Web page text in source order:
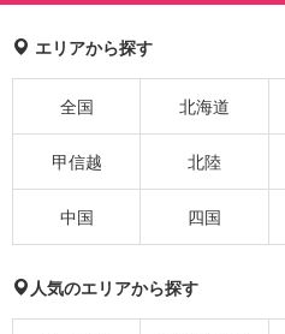
エリアから探す
全国 北海道
甲信越 北陸
中国 四国
人気のエリアから探す